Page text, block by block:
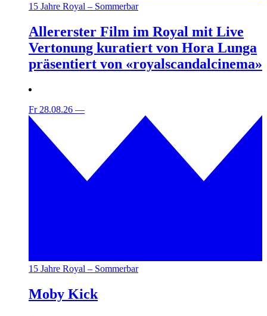
15 Jahre Royal – Sommerbar
Allererster Film im Royal mit Live
Vertonung kuratiert von Hora Lunga
präsentiert von «royalscandalcinema»
Fr 28.08.26 —
15 Jahre Royal – Sommerbar
Moby Kick